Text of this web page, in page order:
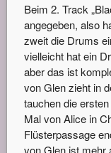
Beim 2. Track
angegeben, also
zweit die Drums
vielleicht hat ein
aber das ist
von Glen zieht in
tauchen die
Mal von Alice in
Flüsterpassage
von Glen ist mehr